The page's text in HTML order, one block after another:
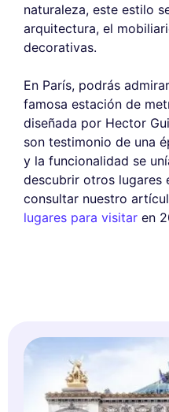
naturaleza, este estilo
arquitectura, el
decorativas.
En París, podrás
famosa estación de
diseñada por Hector
son testimonio de una
y la funcionalidad se
descubrir otros lugares
consultar nuestro
lugares para visitar en